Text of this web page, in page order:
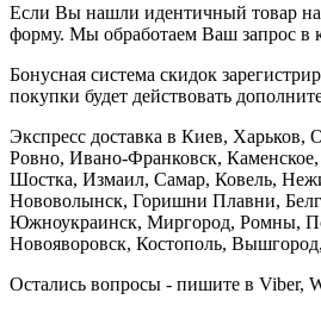
Если Вы нашли идентичный товар на
форму. Мы обработаем Ваш запрос в
Бонусная система скидок
покупки будет действовать
Экспресс доставка в Киев,
Ровно, Ивано-Франковск,
Шостка, Измаил, Самар, Ковель,
Нововолынск, Горишни Плавни,
Южноукраинск, Миргород, Ромны,
Новояворовск, Костополь,
Остались вопросы - пишите в Viber,